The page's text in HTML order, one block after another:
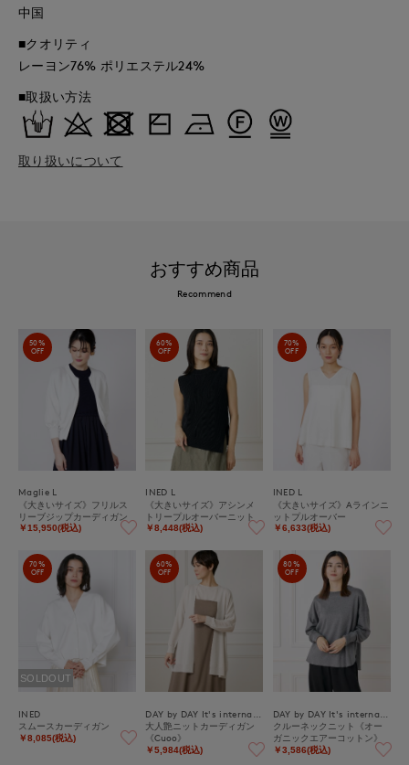
中国
■クオリティ
レーヨン76% ポリエステル24%
■取扱い方法
取り扱いについて
おすすめ商品
Recommend
50%
OFF
Maglie L
《大きいサイズ》フリルス
リーブジップカーディガン
￥15,950(税込)
60%
OFF
INED L
《大きいサイズ》アシンメ
トリープルオーバーニット
￥8,448(税込)
70%
OFF
INED L
《大きいサイズ》Aラインニ
ットプルオーバー
￥6,633(税込)
70%
OFF
SOLDOUT
INED
スムースカーディガン
￥8,085(税込)
60%
OFF
大人艶ニットカーディガン
《Cuoo》
￥5,984(税込)
80%
OFF
クルーネックニット《オー
ガニックエアーコットン》
￥3,586(税込)